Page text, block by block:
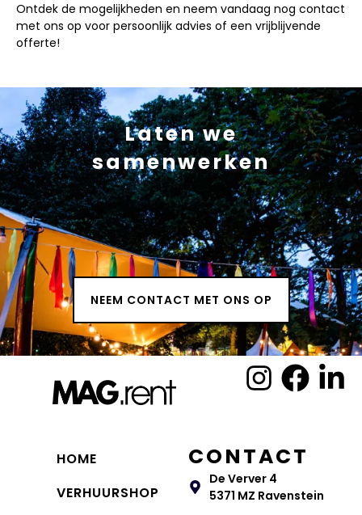
Ontdek de mogelijkheden en neem vandaag nog contact
met ons op voor persoonlijk advies of een vrijblijvende
offerte!
Laten we
samenwerken
NEEM CONTACT MET ONS OP
CONTACT
De Verver 4
5371 MZ Ravenstein
HOME
VERHUURSHOP